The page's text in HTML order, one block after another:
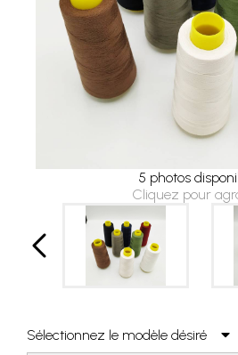
5 photos
Cliquez pour
Sélectionnez le modèle désiré